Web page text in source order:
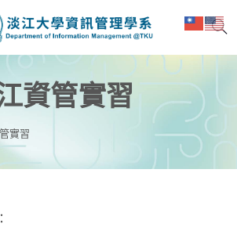
資管實習
實習